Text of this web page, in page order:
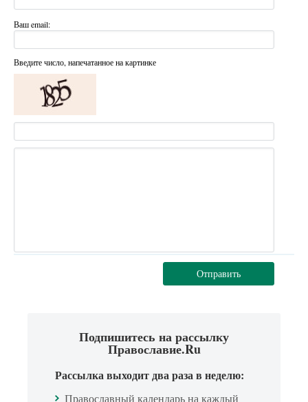
Ваш email:
Введите число, напечатанное на картинке
Отправить
Подпишитесь на рассылку
Православие.Ru
Рассылка выходит два раза в неделю:
Православный календарь на каждый